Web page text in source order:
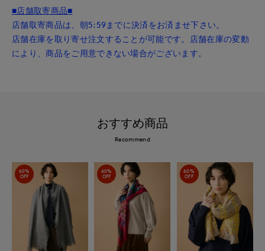
■店舗取寄商品■
店舗取寄商品は、朝5:59までに決済をお済ませ下さい。
店舗在庫を取り寄せ注文することが可能です。店舗在庫の変動
により、商品をご用意できない場合がございます。
おすすめ商品
Recommend
60%
OFF
40%
OFF
60%
OFF